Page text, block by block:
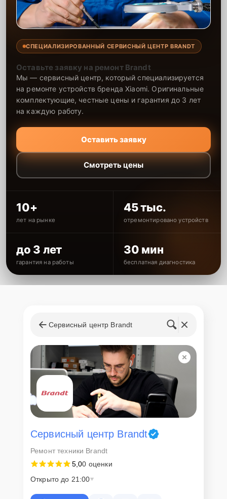
СПЕЦИАЛИЗИРОВАННЫЙ СЕРВИСНЫЙ ЦЕНТР BRANDT
Оставьте заявку на ремонт Brandt
Мы — сервисный центр, который специализируется
на ремонте устройств бренда Xiaomi. Оригинальные
комплектующие, честные цены и гарантия до 3 лет
на каждую работу.
Оставить заявку
Смотреть цены
10+
лет на рынке
45 тыс.
отремонтировано устройств
до 3 лет
гарантия на работы
30 мин
бесплатная диагностика
Сервисный центр Brandt
Сервисный центр Brandt
Ремонт техники Brandt
5,00 оценки
Открыто до 21:00